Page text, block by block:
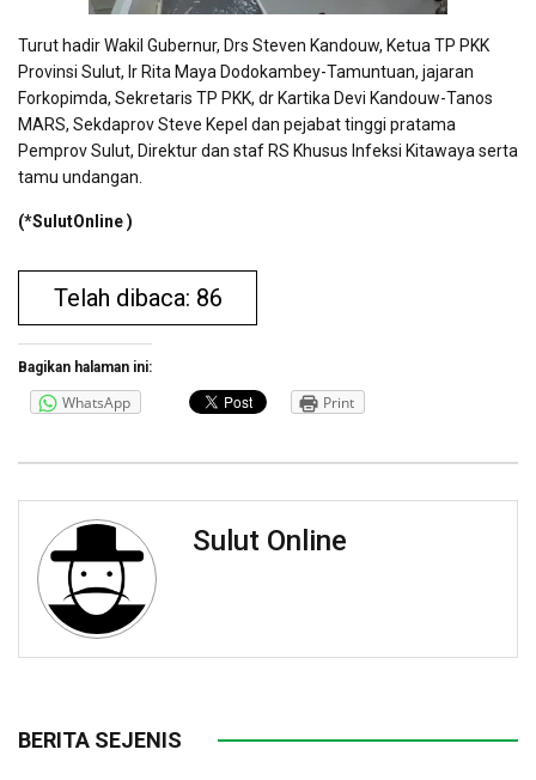
Turut hadir Wakil Gubernur, Drs Steven Kandouw, Ketua TP PKK
Provinsi Sulut, Ir Rita Maya Dodokambey-Tamuntuan, jajaran
Forkopimda, Sekretaris TP PKK, dr Kartika Devi Kandouw-Tanos
MARS, Sekdaprov Steve Kepel dan pejabat tinggi pratama
Pemprov Sulut, Direktur dan staf RS Khusus Infeksi Kitawaya serta
tamu undangan.
(*SulutOnline )
Telah dibaca: 86
Bagikan halaman ini:
WhatsApp Print
Sulut Online
BERITA SEJENIS